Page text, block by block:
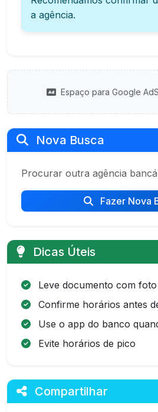
a agência.
Espaço para Google
Nova Busca
Procurar outra agência
Fazer Nova
Dicas Úteis
Leve documento com foto
Confirme horários antes
Use o app do banco
Evite horários de pico
Compartilhar